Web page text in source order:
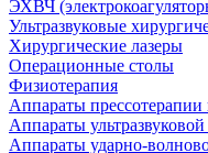
ЭХВЧ
Ультразвуковые
Хирургические лазеры
Операционные столы
Физиотерапия
Аппараты
Аппараты
Аппараты ударно-